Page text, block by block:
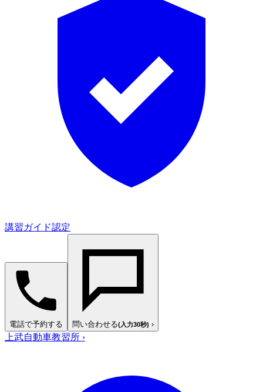
講習ガイド認定
電話で予約する 問い合わせる(入力30秒) ›
上武自動車教習所 ›